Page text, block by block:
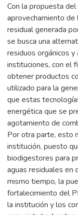
Con la propuesta
aprovechamiento de
residual generada
se busca una
residuos orgánicos
instituciones, con el
obtener productos
utilizado para la
que estas
energética que se
agotamiento de
Por otra parte, esto
institución, puesto
biodigestores para
aguas residuales en
mismo tiempo, la
fortalecimiento del
la institución y los